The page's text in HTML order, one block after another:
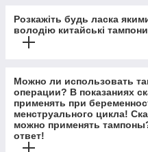
Розкажіть будь ласка
володію китайські
Можно ли использовать
операции? В показаниях
применять при
менструального цикла!
можно применять
ответ!